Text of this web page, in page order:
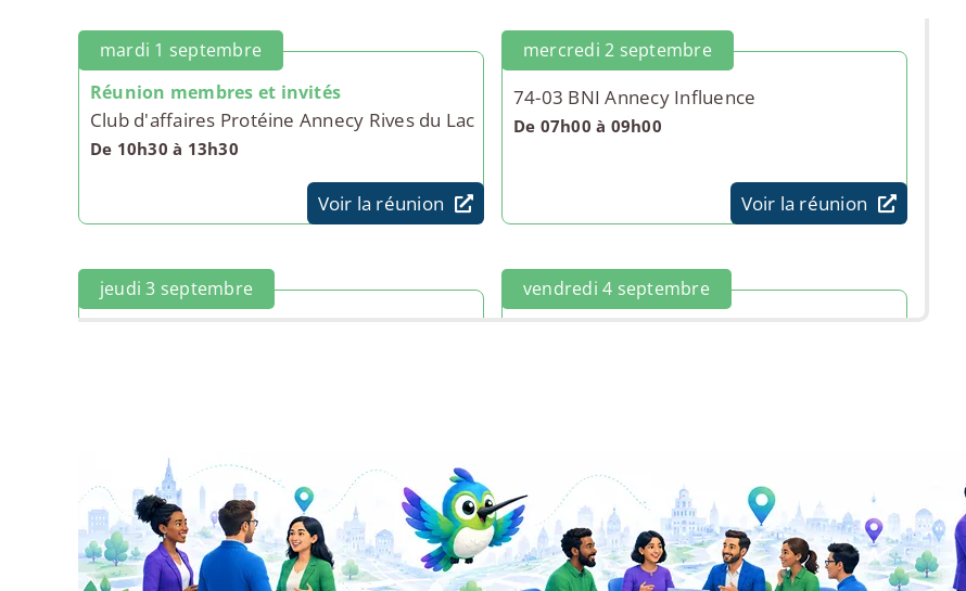
mardi 1 septembre
Réunion membres et invités
Club d'affaires Protéine Annecy Rives du Lac
De 10h30 à 13h30
Voir la réunion
mercredi 2 septembre
74-03 BNI Annecy Influence
De 07h00 à 09h00
Voir la réunion
jeudi 3 septembre vendredi 4 septembre
mardi 8 septembre
Club d'affaires Protéine Annecy Rives du Lac
mardi 8 septembre
Club d'affaires Protéine Grand Annecy